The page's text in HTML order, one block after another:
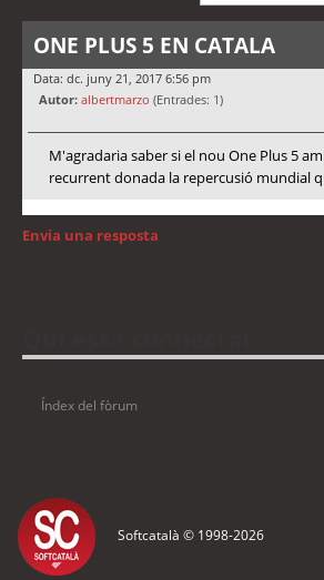
ONE PLUS 5 EN CATALA
Data: dc. juny 21, 2017 6:56 pm
Autor: albertmarzo (Entrades: 1)
M'agradaria saber si el nou One Plus 5
recurrent donada la repercusió mundial
Envia una resposta
Índex del fòrum
Softcatalà © 1998-2026